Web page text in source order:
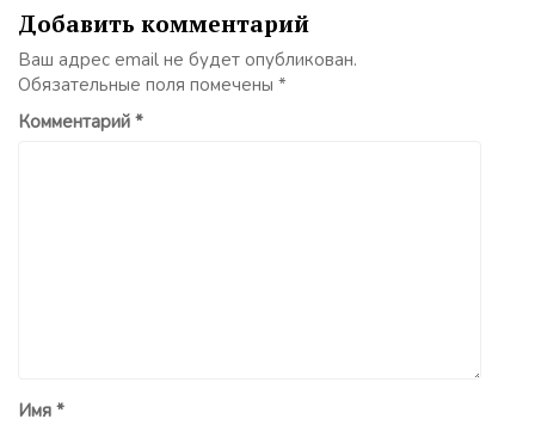
Добавить комментарий
Ваш адрес email не будет опубликован.
Обязательные поля помечены *
Комментарий *
Имя *